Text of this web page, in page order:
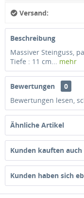
Versand:
Beschreibung
Massiver Steinguss,
Tiefe : 11 cm... mehr
Bewertungen
0
Bewertungen lesen,
Ähnliche Artikel
Kunden kauften auch
Kunden haben sich